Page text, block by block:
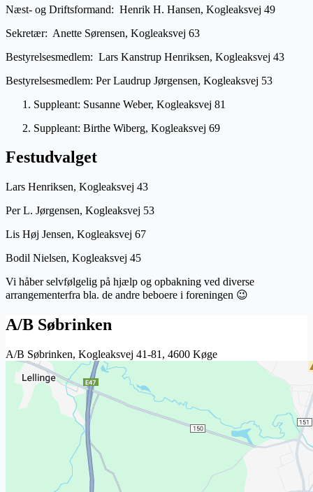
Næst- og Driftsformand: Henrik H. Hansen, Kogleaksvej 49
Sekretær: Anette Sørensen, Kogleaksvej 63
Bestyrelsesmedlem: Lars Kanstrup Henriksen, Kogleaksvej 43
Bestyrelsesmedlem: Per Laudrup Jørgensen, Kogleaksvej 53
Suppleant: Susanne Weber, Kogleaksvej 81
Suppleant: Birthe Wiberg, Kogleaksvej 69
Festudvalget
Lars Henriksen, Kogleaksvej 43
Per L. Jørgensen, Kogleaksvej 53
Lis Høj Jensen, Kogleaksvej 67
Bodil Nielsen, Kogleaksvej 45
Vi håber selvfølgelig på hjælp og opbakning ved diverse
arrangementerfra bla. de andre beboere i foreningen 😉
A/B Søbrinken
A/B Søbrinken, Kogleaksvej 41-81, 4600 Køge